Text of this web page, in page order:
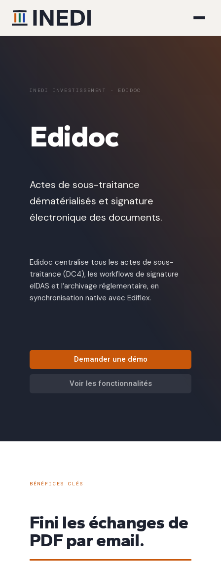
INEDI INVESTISSEMENT · EDIDOC
Edidoc
Actes de sous-traitance
dématérialisés et signature
électronique des documents.
Edidoc centralise tous les actes de sous-
traitance (DC4), les workflows de signature
eIDAS et l’archivage réglementaire, en
synchronisation native avec Ediflex.
Demander une démo
Voir les fonctionnalités
BÉNÉFICES CLÉS
Fini les échanges de
PDF par email.